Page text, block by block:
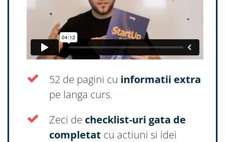
52 de pagini cu informatii extra
pe langa curs.
Zeci de checklist-uri gata de
completat cu actiuni si idei